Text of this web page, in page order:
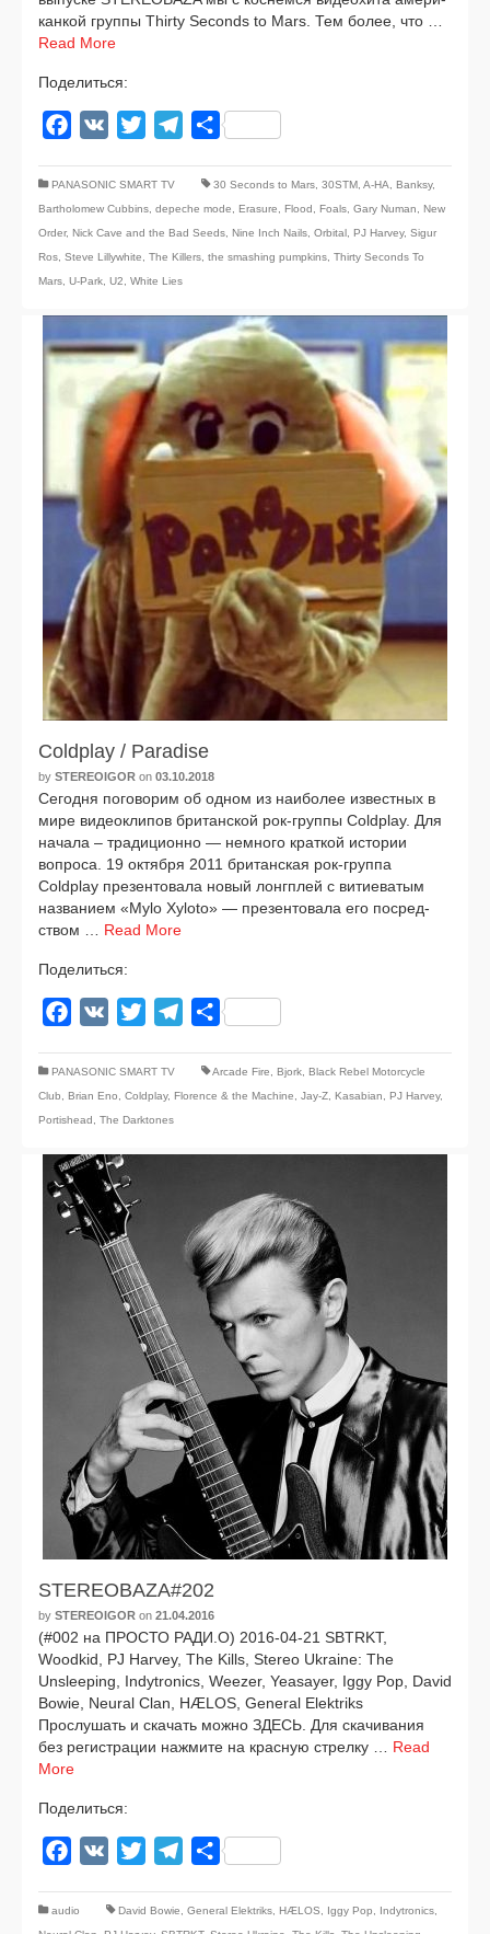
кан­кой груп­пы Thirty Seconds to Mars. Тем более, что …
Read More
Поделиться:
Facebook
VK Twitter TelegramОтправить
PANASONIC SMART TV 30 Seconds to Mars 30STM A-HA Banksy,
Bartholomew Cubbins depeche mode Erasure Flood Foals Gary Numan
New
Order, Nick Cave and the Bad Seeds Nine Inch Nails Orbital PJ Harvey, Sigur
Ros Steve Lillywhite The Killers the smashing pumpkins Thirty Seconds To
Mars U-Park U2 White Lies
Coldplay / Paradise
by STEREOIGOR on 03.10.2018
Сегодня пого­во­рим об одном из наи­бо­лее извест­ных в
мире видео­кли­пов бри­тан­ской рок-группы Coldplay. Для
нача­ла – тра­ди­ци­он­но — немно­го крат­кой исто­рии
вопро­са. 19 октяб­ря 2011 бри­тан­ская рок-группа
Coldplay пре­зен­то­ва­ла новый лонг­плей с вити­е­ва­тым
назва­ни­ем «Mylo Xyloto» — пре­зен­то­ва­ла его посред­
ством … Read More
Поделиться:
Facebook
VK Twitter TelegramОтправить
PANASONIC SMART TV Arcade Fire Bjork Black Rebel Motorcycle
Club
Brian Eno Coldplay, Florence & the Machine Jay-Z Kasabian PJ Harvey,
Portishead
The Darktones
STEREOBAZA#202
by STEREOIGOR on 21.04.2016
(#002 на ПРОСТО РАДИ.О) 2016-04-21 SBTRKT,
Woodkid, PJ Harvey, The Kills, Stereo Ukraine: The
Unsleeping, Indytronics, Weezer, Yeasayer, Iggy Pop, David
Bowie, Neural Clan, HÆLOS, General Elektriks
Прослушать и ска­чать мож­но ЗДЕСЬ. Для ска­чи­ва­ния
без реги­стра­ции нажми­те на крас­ную стрел­ку … Read
More
Поделиться:
Facebook
VK Twitter TelegramОтправить
audio David Bowie General Elektriks HÆLOS Iggy Pop Indytronics